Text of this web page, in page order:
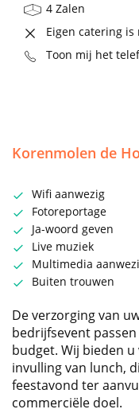
4 Zalen
Eigen catering
Toon mij het
Korenmolen de
Wifi aanwezig
Fotoreportage
Ja-woord geven
Live muziek
Multimedia
Buiten trouwen
De verzorging van
bedrijfsevent
budget. Wij bieden
invulling van lunch,
feestavond ter
commerciële doel.